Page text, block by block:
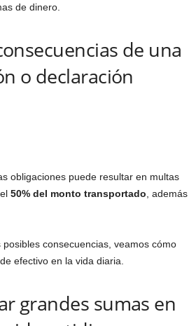
de dinero.
de una
o declaración
obligaciones puede resultar en multas
50% del monto transportado , además
consecuencias, veamos cómo
efectivo en la vida diaria.
grandes sumas en